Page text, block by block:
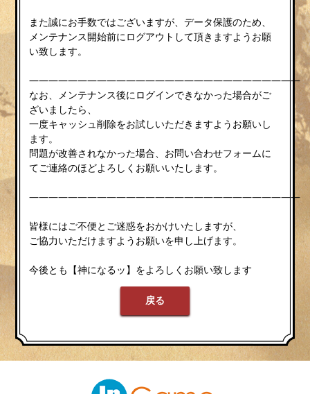
また誠にお手数ではございますが、データ保護のため、
メンテナンス開始前にログアウトして頂きますようお願
い致します。
————————————————————————————
なお、メンテナンス後にログインできなかった場合がご
ざいましたら、
一度キャッシュ削除をお試しいただきますようお願いし
ます。
問題が改善されなかった場合、お問い合わせフォームに
てご連絡のほどよろしくお願いいたします。
————————————————————————————
皆様にはご不便とご迷惑をおかけいたしますが、
ご協力いただけますようお願いを申し上げます。
今後とも【神になるッ】をよろしくお願い致します
戻る